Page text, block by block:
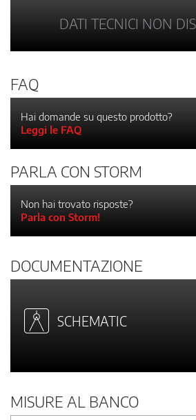
DATI TECNICI NON
FAQ
Hai domande su questo prodotto?
Leggi le FAQ
PARLA CON STORM
Non hai trovato risposte?
Parla con Storm!
DOCUMENTAZIONE
SCHEMATIC
MISURE AL BANCO